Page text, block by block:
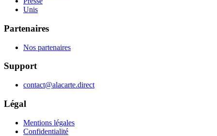
Unis
Partenaires
Nos partenaires
Support
contact@alacarte.direct
Légal
Mentions légales
Confidentialité